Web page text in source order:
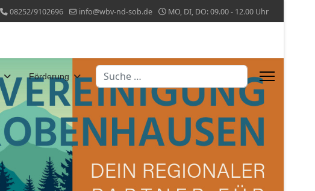
08252/9102696 info@wbv-nd-sob.de MO, DI, DO: 09.00 - 12.00 Uhr
Förderung Suchen